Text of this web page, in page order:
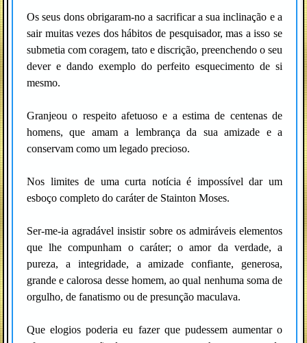
Os seus dons obrigaram-no a sacrificar a sua inclinação e a
sair muitas vezes dos hábitos de pesquisador, mas a isso se
submetia com coragem, tato e discrição, preenchendo o seu
dever e dando exemplo do perfeito esquecimento de si
mesmo.
Granjeou o respeito afetuoso e a estima de centenas de
homens, que amam a lembrança da sua amizade e a
conservam como um legado precioso.
Nos limites de uma curta notícia é impossível dar um
esboço completo do caráter de Stainton Moses.
Ser-me-ia agradável insistir sobre os admiráveis elementos
que lhe compunham o caráter; o amor da verdade, a
pureza, a integridade, a amizade confiante, generosa,
grande e calorosa desse homem, ao qual nenhuma soma de
orgulho, de fanatismo ou de presunção maculava.
Que elogios poderia eu fazer que pudessem aumentar o